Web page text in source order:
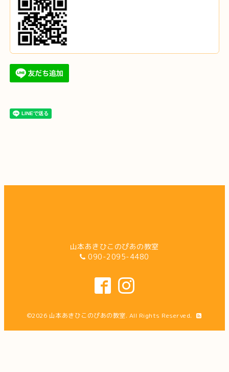
山本あきひこのぴあの教室
090-2095-4480
©2026 山本あきひこのぴあの教室. All Rights Reserved.